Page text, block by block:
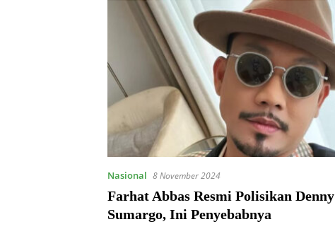
Nasional 8 November 2024
Farhat Abbas Resmi Polisikan Denny
Sumargo, Ini Penyebabnya